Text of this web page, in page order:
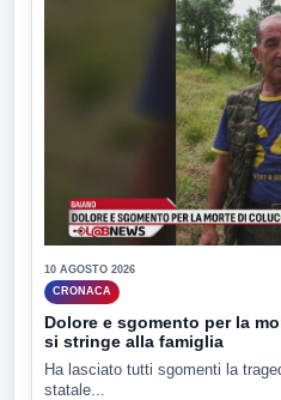
10 AGOSTO 2026
CRONACA
Dolore e sgomento per la
si stringe alla famiglia
Ha lasciato tutti sgomenti la
statale...